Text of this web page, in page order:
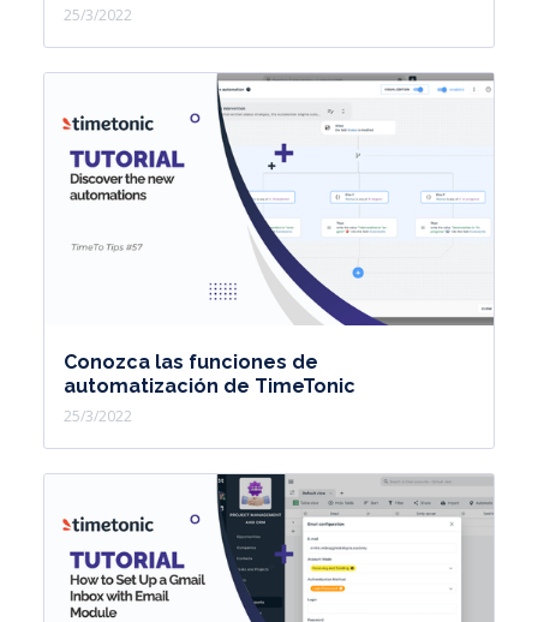
25/3/2022
Conozca las funciones de
automatización de TimeTonic
25/3/2022